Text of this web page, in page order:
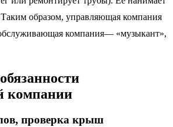
образом, управляющая компания
компания— «музыкант»,
компании
проверка крыш